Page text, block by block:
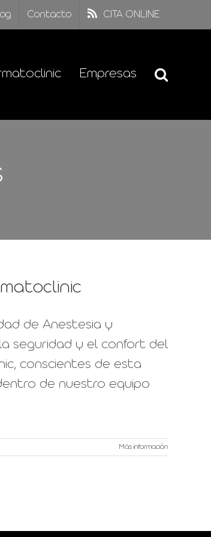
Contacto CITA ONLINE
Empresas
de Anestesia y
seguridad y el confort del
conscientes de esta
de nuestro equipo
Más información